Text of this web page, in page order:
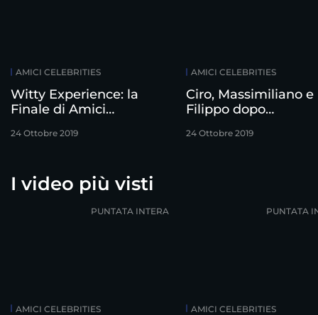
AMICI CELEBRITIES
Witty Experience: la
Finale di Amici
24 Ottobre 2019
AMICI CELEBRITIES
Ciro, Massimiliano e
Filippo dopo
24 Ottobre 2019
I video più visti
AMICI CELEBRITIES
PUNTATA INTERA
AMICI CELEBRITIES
PUNTATA